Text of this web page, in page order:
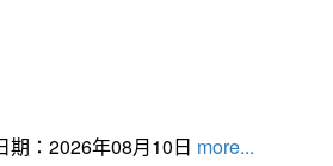
期：2026年08月10日 more...